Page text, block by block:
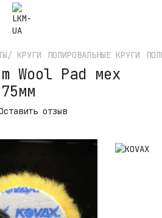
КРУГИ ПОЛИРОВАЛЬНЫЕ КРУГИ
Wool Pad мех
отзыв